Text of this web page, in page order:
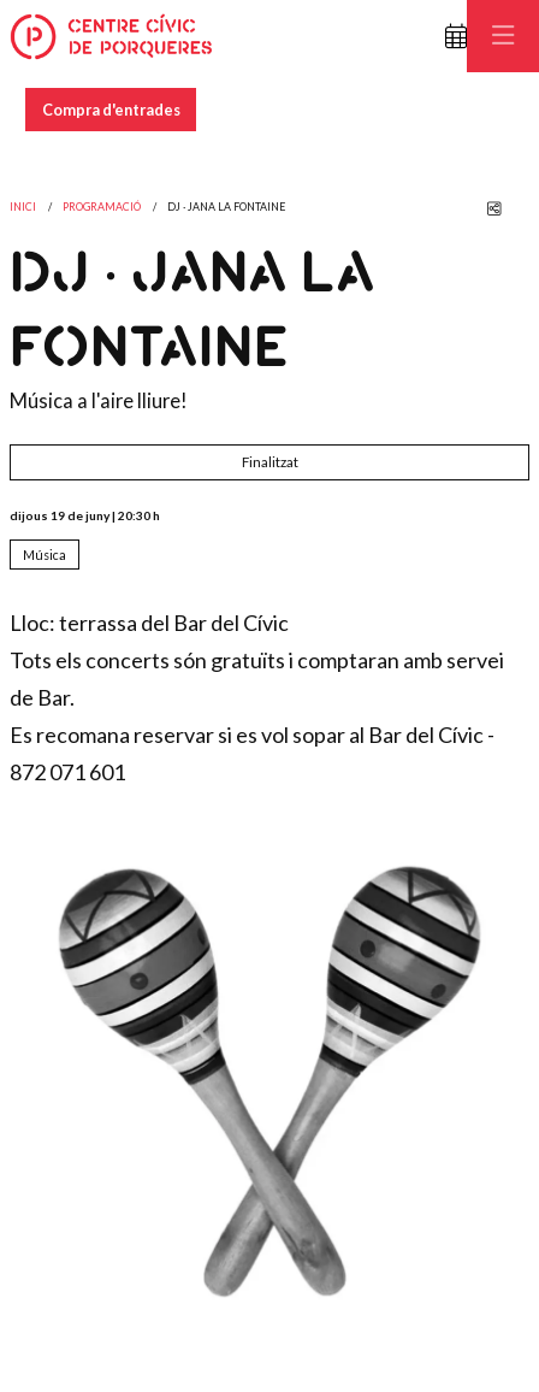
Compra d'entrades
INICI PROGRAMACIÓ DJ · JANA LA FONTAINE
DJ · JANA LA
FONTAINE
Música a l'aire lliure!
Finalitzat
dijous 19 de juny| 20:30 h
Música
Lloc:terrassa del Bar del Cívic
Tots els concerts són gratuïts i comptaran amb servei
de Bar.
Es recomana reservar si es vol sopar al Bar del Cívic -
872 071 601